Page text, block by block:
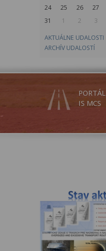
24
25 26 27
31
1 2 3
AKTUÁLNE UDALOSTI
ARCHÍV UDALOSTÍ
PORTÁL
IS MCS